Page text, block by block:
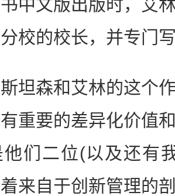
中文版出版时，艾
校的校长，并专门
森和艾林的这个作
重要的差异化价值
他们二位(以及还有
来自于创新管理的